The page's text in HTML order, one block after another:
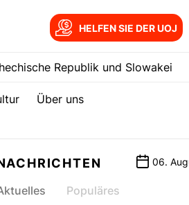
HELFEN SIE DER UOJ
Republik und Slowakei
Über uns
06.
Populäres